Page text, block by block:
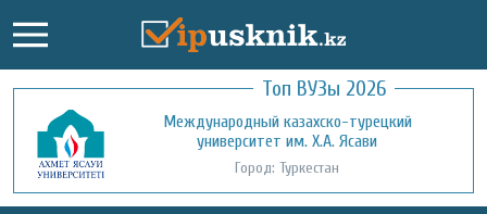
Топ ВУЗы 2026
Кызылординский открытый
университет
Город: Кызылорда
Международный казахско-турецкий
университет им. Х.А. Ясави
Город: Туркестан